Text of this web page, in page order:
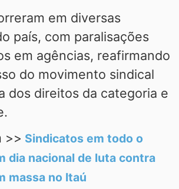
em diversas
país, com paralisações
em agências, reafirmando
do movimento sindical
dos direitos da categoria e
>> Sindicatos em todo o
dia nacional de luta contra
massa no Itaú